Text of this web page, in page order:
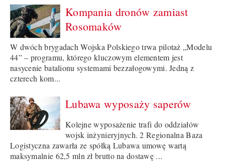
Kompania dronów zamiast
Rosomaków
W dwóch brygadach Wojska Polskiego trwa pilotaż „Modelu
44” – programu, którego kluczowym elementem jest
nasycenie batalionu systemami bezzałogowymi. Jedną z
czterech kom...
Lubawa wyposaży saperów
Kolejne wyposażenie trafi do oddziałów
wojsk inżynieryjnych. 2 Regionalna Baza
Logistyczna zawarła ze spółką Lubawa umowę wartą
maksymalnie 62,5 mln zł brutto na dostawę ...